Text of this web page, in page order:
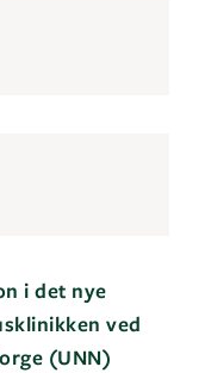
i det nye
ved
(UNN)